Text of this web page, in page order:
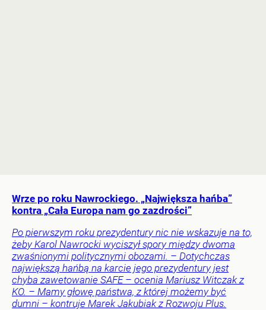
Wrze po roku Nawrockiego. „Największa hańba”
kontra „Cała Europa nam go zazdrości”
Po pierwszym roku prezydentury nic nie wskazuje na to,
żeby Karol Nawrocki wyciszył spory między dwoma
zwaśnionymi politycznymi obozami. – Dotychczas
największą hańbą na karcie jego prezydentury jest
chyba zawetowanie SAFE – ocenia Mariusz Witczak z
KO. – Mamy głowę państwa, z której możemy być
dumni – kontruje Marek Jakubiak z Rozwoju Plus.